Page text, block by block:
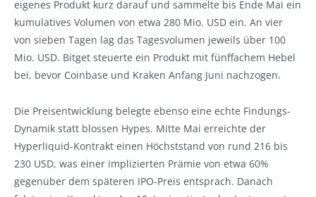
eigenes Produkt kurz darauf und sammelte bis Ende Mai ein
kumulatives Volumen von etwa 280 Mio. USD ein. An vier
von sieben Tagen lag das Tagesvolumen jeweils über 100
Mio. USD. Bitget steuerte ein Produkt mit fünffachem Hebel
bei, bevor Coinbase und Kraken Anfang Juni nachzogen.
Die Preisentwicklung belegte ebenso eine echte Findungs-
Dynamik statt blossen Hypes. Mitte Mai erreichte der
Hyperliquid-Kontrakt einen Höchststand von rund 216 bis
230 USD, was einer implizierten Prämie von etwa 60%
gegenüber dem späteren IPO-Preis entsprach. Danach